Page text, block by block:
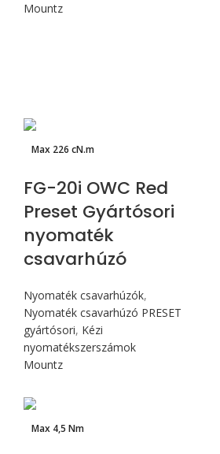
Mountz
Max 226 cN.m
FG-20i OWC Red
Preset Gyártósori
nyomaték
csavarhúzó
Nyomaték csavarhúzók,
Nyomaték csavarhúzó PRESET
gyártósori, Kézi
nyomatékszerszámok
Mountz
Max 4,5 Nm